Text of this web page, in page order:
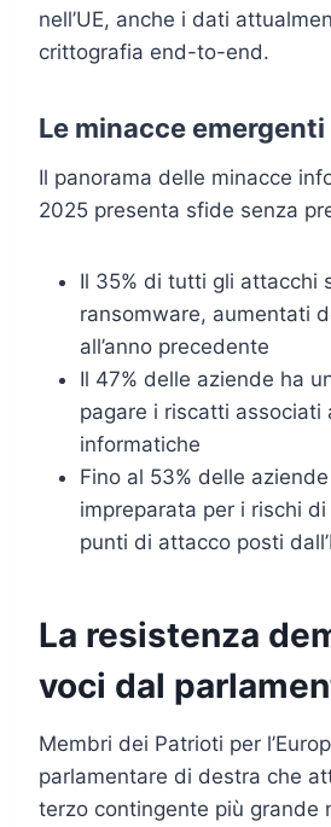
nell’UE, anche i dati
crittografia end-to-end.
Le minacce
Il panorama delle minacce
2025 presenta sfide senza
Il 35% di tutti gli attacchi
ransomware, aumentati
all’anno precedente
Il 47% delle aziende ha
pagare i riscatti associati
informatiche
Fino al 53% delle
impreparata per i rischi
punti di attacco posti
La resistenza
voci dal
Membri dei Patrioti per
parlamentare di destra che
terzo contingente più grande